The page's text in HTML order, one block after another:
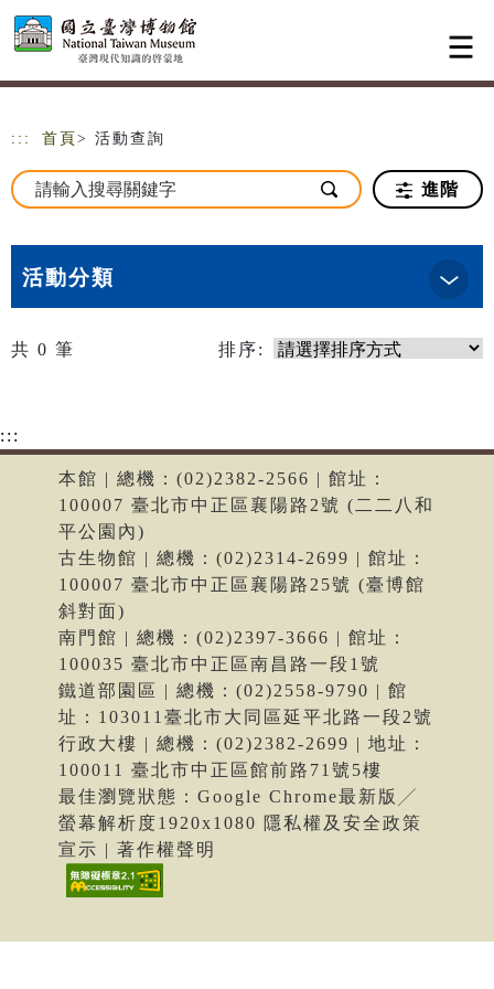
跳到主要內容
網站導覽
::: 首頁 > 活動查詢
進階
活動分類
共 0 筆 排序:
:::
本館 | 總機：(02)2382-2566 | 館址：
100007 臺北市中正區襄陽路2號 (二二八和
平公園內)
古生物館 | 總機：(02)2314-2699 | 館址：
100007 臺北市中正區襄陽路25號 (臺博館
斜對面)
南門館 | 總機：(02)2397-3666 | 館址：
100035 臺北市中正區南昌路一段1號
鐵道部園區 | 總機：(02)2558-9790 | 館
址：103011臺北市大同區延平北路一段2號
行政大樓 | 總機：(02)2382-2699 | 地址：
100011 臺北市中正區館前路71號5樓
最佳瀏覽狀態：Google Chrome最新版╱
螢幕解析度1920x1080 隱私權及安全政策
宣示 | 著作權聲明